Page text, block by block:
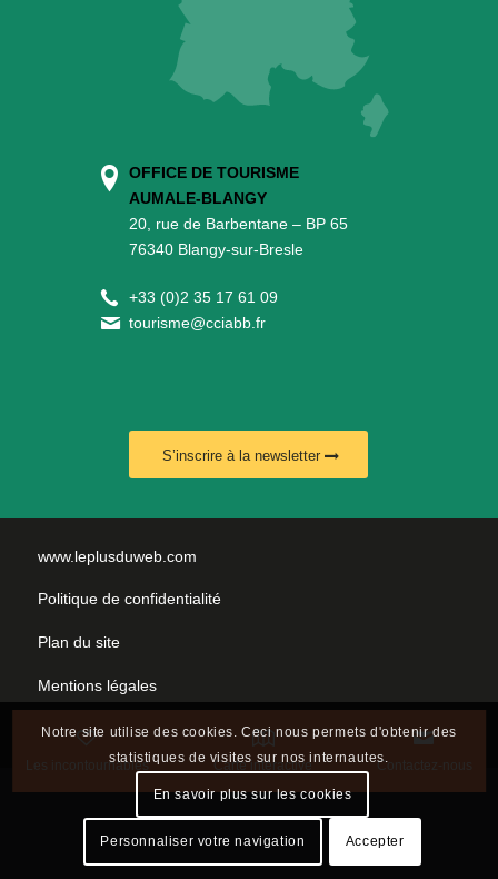
Les incontournables Carte interactive Contactez-nous
OFFICE DE TOURISME
AUMALE-BLANGY
20, rue de Barbentane – BP 65
76340 Blangy-sur-Bresle
+33 (0)2 35 17 61 09
tourisme@cciabb.fr
S’inscrire à la newsletter
www.leplusduweb.com
Politique de confidentialité
Plan du site
Mentions légales
Nous contacter
Notre site utilise des cookies. Ceci nous permets d'obtenir des
statistiques de visites sur nos internautes.
En savoir plus sur les cookies
Personnaliser votre navigation Accepter